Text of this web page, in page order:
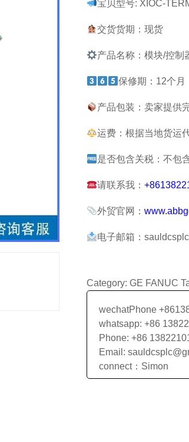
宝贝型号: XIOC-
交货货期：现货
产品名称：模块/控制
保修期：12个月
产品包装：卖家提供
运费：根据当地货运
是否包含关税：不包
请联系我：
外贸官网：
电子邮箱：
Category: GE FANUC
wechatPhone
whatsapp: +86
Phone: +86
Email:
connect：Simon